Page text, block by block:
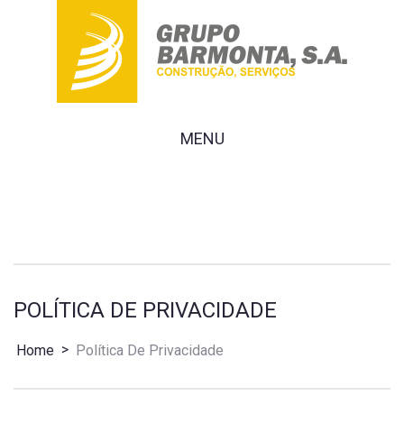
MENU
POLÍTICA DE PRIVACIDADE
Home > Política De Privacidade